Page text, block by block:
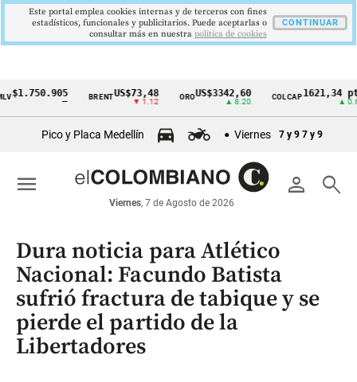
Cintillo
económicos
Colombia
BRENT US$73,48
▼ 1.12
ORO US$3342,60 COLCAP1621,34 pts
Pico y Placa Medellín Viernes 7 y 9 7 y 9
person search
Viernes, 7 de Agosto de 2026
menu
Dura noticia para Atlético
Nacional: Facundo Batista
sufrió fractura de tabique y se
pierde el partido de la
Libertadores
Este portal emplea cookies internas y de terceros con fines
estadísticos, funcionales y publicitarios. Puede aceptarlas o
consultar más en nuestra politica de cookies
CONTINUAR